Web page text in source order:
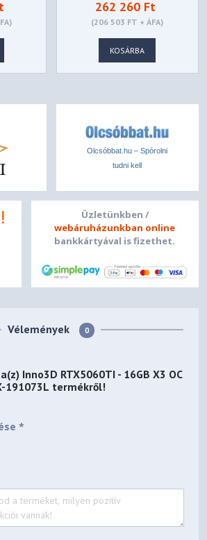
262 260 Ft
(206 503 FT + ÁFA)
KOSÁRBA
Olcsóbbat.hu – Spórolni
tudni kell
Üzletünkben /
webáruházunkban online
bankkártyával is fizethet.
Vélemények 0
Inno3D RTX5060TI - 16GB X3 OC
191073L termékről!
*